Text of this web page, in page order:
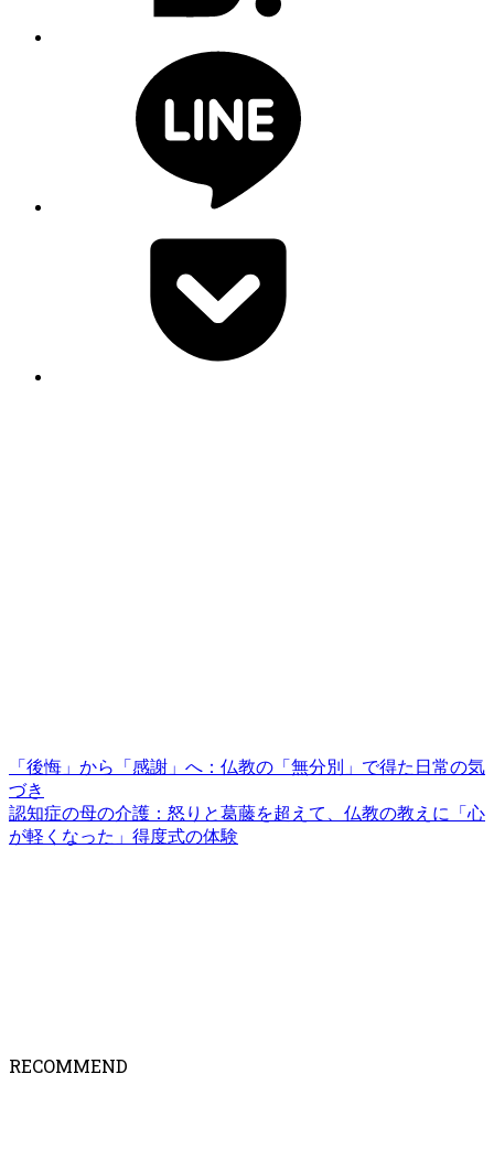
「後悔」から「感謝」へ：仏教の「無分別」で得た日常の気
づき
認知症の母の介護：怒りと葛藤を超えて、仏教の教えに「心
が軽くなった」得度式の体験
RECOMMEND